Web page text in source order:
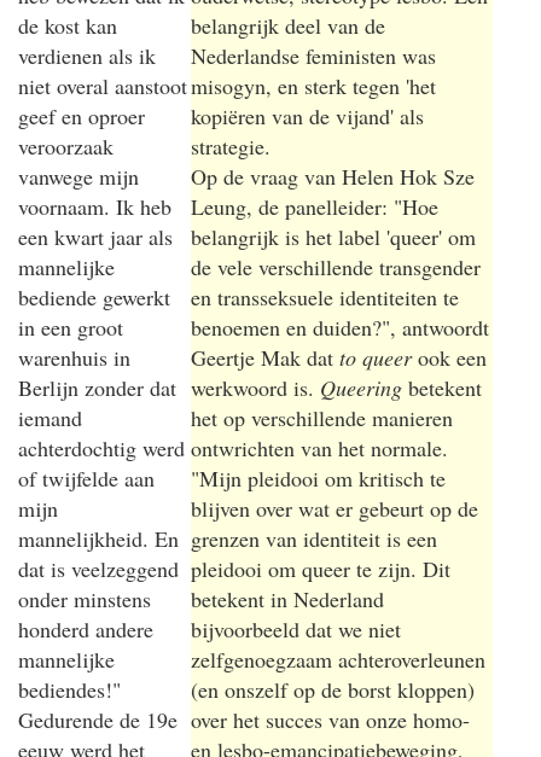
belangrijk deel van de
Nederlandse feministen was
misogyn, en sterk tegen 'het
kopiëren van de vijand' als
strategie.
Op de vraag van Helen Hok Sze
Leung, de panelleider: "Hoe
belangrijk is het label 'queer' om
de vele verschillende transgender
en transseksuele identiteiten te
benoemen en duiden?", antwoordt
Geertje Mak dat to queerook een
werkwoord is. Queering betekent
het op verschillende manieren
ontwrichten van het normale.
"Mijn pleidooi om kritisch te
blijven over wat er gebeurt op de
grenzen van identiteit is een
pleidooi om queer te zijn. Dit
betekent in Nederland
bijvoorbeeld dat we niet
zelfgenoegzaam achteroverleunen
(en onszelf op de borst kloppen)
over het succes van onze homo-
en lesbo-emancipatiebeweging,
de kost kan
verdienen als ik
niet overal aanstoot
geef en oproer
veroorzaak
vanwege mijn
voornaam. Ik heb
een kwart jaar als
mannelijke
bediende gewerkt
in een groot
warenhuis in
Berlijn zonder dat
iemand
achterdochtig werd
of twijfelde aan
mijn
mannelijkheid. En
dat is veelzeggend
onder minstens
honderd andere
mannelijke
bediendes!"
Gedurende de 19e
eeuw werd het